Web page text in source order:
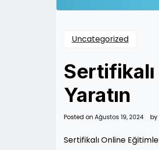
Uncategorized
Yaratın
Posted on Ağustos 19, 2024 by
Sertifikalı Online